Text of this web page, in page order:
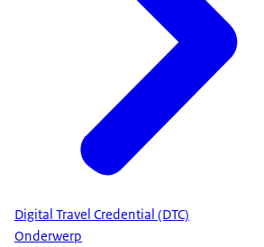
Digital Travel Credential (DTC)
Onderwerp